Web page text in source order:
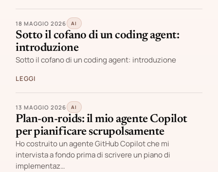
18 MAGGIO 2026 AI
Sotto il cofano di un coding agent:
introduzione
Sotto il cofano di un coding agent: introduzione
LEGGI
13 MAGGIO 2026 AI
Plan-on-roids: il mio agente Copilot
per pianificare scrupolsamente
Ho costruito un agente GitHub Copilot che mi
intervista a fondo prima di scrivere un piano di
implementaz…